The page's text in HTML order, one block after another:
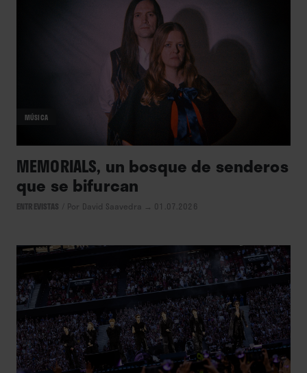
MÚSICA
MEMORIALS, un bosque de senderos
que se bifurcan
ENTREVISTAS Por David Saavedra → 01.07.2026